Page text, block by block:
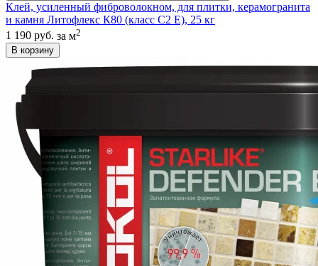
Клей, усиленный фиброволокном, для плитки, керамогранита
и камня Литофлекс К80 (класс С2 E), 25 кг
1 190 руб. за м2
В корзину